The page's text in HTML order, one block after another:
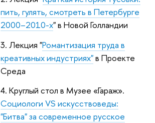
пить, гулять, смотреть в Петербурге
2000–2010-х" в Новой Голландии
3. Лекция "Романтизация труда в
креативных индустриях"в Проекте
Среда
4. Круглый стол в Музее «Гараж».
Социологи VS искусствоведы:
"Битва" за современное русское